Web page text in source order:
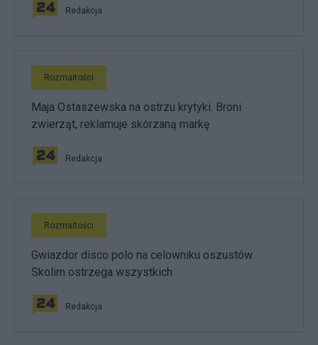
Redakcja
Rozmaitości
Maja Ostaszewska na ostrzu krytyki. Broni
zwierząt, reklamuje skórzaną markę
Redakcja
Rozmaitości
Gwiazdor disco polo na celowniku oszustów.
Skolim ostrzega wszystkich
Redakcja